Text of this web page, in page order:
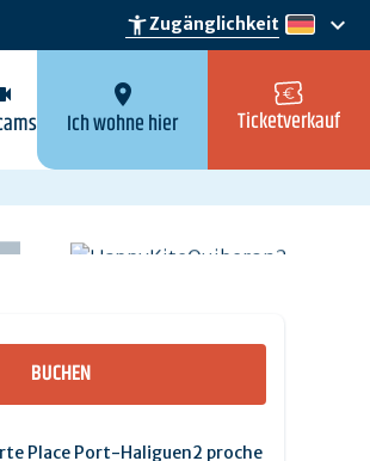
accessibility_newZugänglichkeit de
keyboard_arrow_down
location_on
Ich wohne hier Ticketverkauf
BUCHEN
Place Port-Haliguen2 proche